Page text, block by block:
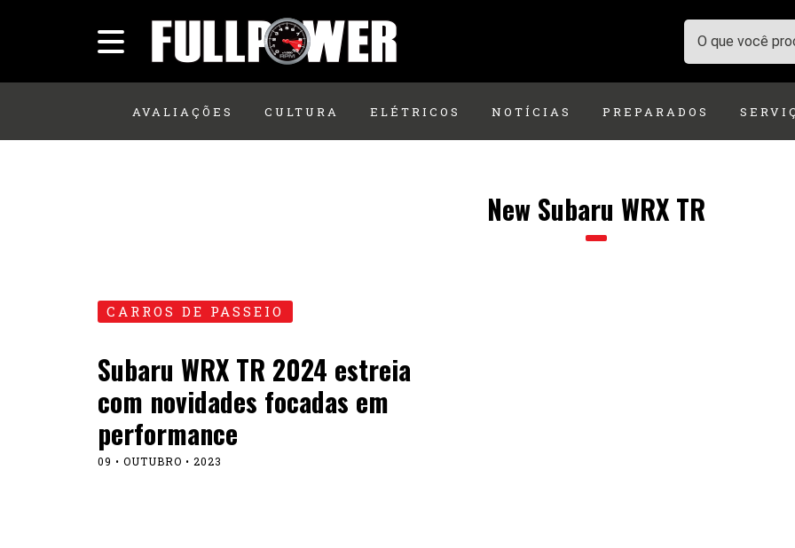
AVALIAÇÕES CULTURA ELÉTRICOS NOTÍCIAS PREPARADOS
New Subaru WRX TR
CARROS DE PASSEIO
Subaru WRX TR 2024 estreia
com novidades focadas em
performance
09 • OUTUBRO • 2023